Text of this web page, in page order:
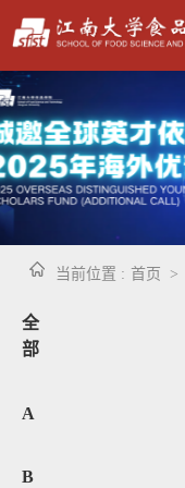
当前位置 : 首页 >
全
部
A
B